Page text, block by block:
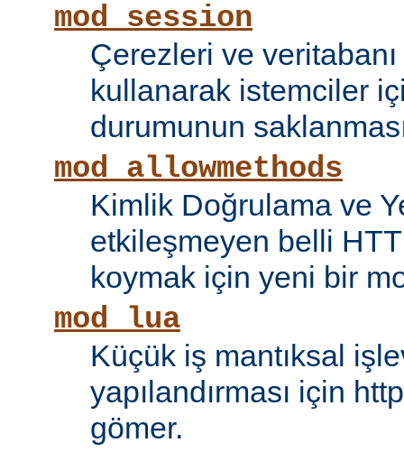
mod_session
Çerezleri ve
kullanarak istemciler
durumunun
mod_allowmethods
Kimlik Doğrulama ve
etkileşmeyen belli
koymak için yeni bir
mod_lua
Küçük iş mantıksal
yapılandırması için
gömer.